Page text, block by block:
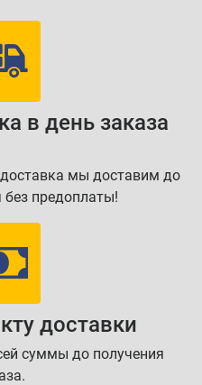
в день заказа
мы доставим до
без предоплаты!
доставки
суммы до получения